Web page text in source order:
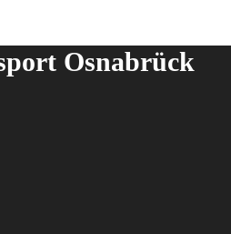
Osnabrück